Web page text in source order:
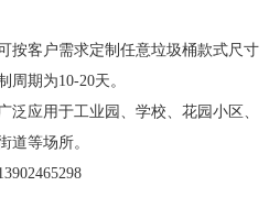
按客户需求定制任意垃圾桶款式尺寸
周期为10-20天。
泛应用于工业园、学校、花园小区、
道等场所。